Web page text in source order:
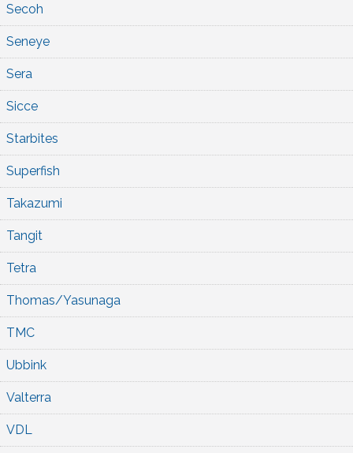
Secoh
Seneye
Sera
Sicce
Starbites
Superfish
Takazumi
Tangit
Tetra
Thomas/Yasunaga
TMC
Ubbink
Valterra
VDL